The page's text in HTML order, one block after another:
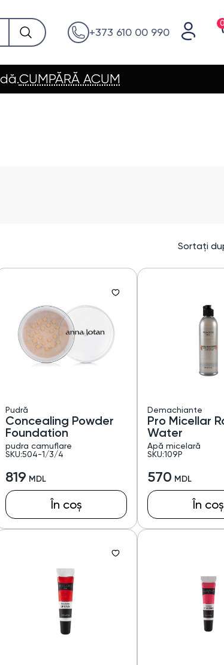
+373 610 00 990
0
CUMPĂRĂ ACUM
Sortați
Pudră
Concealing Powder
Foundation
pudra camuflare
SKU:504-1/3/4
819
În coș
Demachiante
Pro Micellar
Water
Apă micelară
SKU:109P
570
În coș